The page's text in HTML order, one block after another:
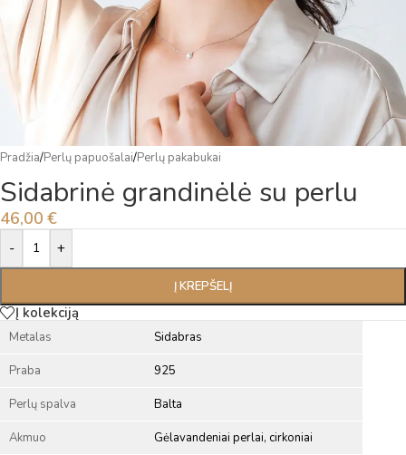
Pradžia/Perlų papuošalai/Perlų pakabukai
Sidabrinė grandinėlė su perlu
46,00 €
- +
Į KREPŠELĮ
Alternative:
Į kolekciją
Metalas Sidabras
Praba 925
Perlų spalva Balta
Akmuo Gėlavandeniai perlai, cirkoniai